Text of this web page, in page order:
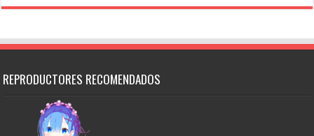
REPRODUCTORES RECOMENDADOS